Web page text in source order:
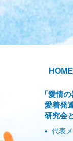
HOME
「愛情の
愛着発
研究会
代表